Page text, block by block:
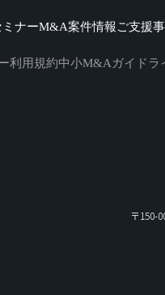
ミナーM&A案件情報ご支援
利用規約中小M&Aガイドラ
〒150-